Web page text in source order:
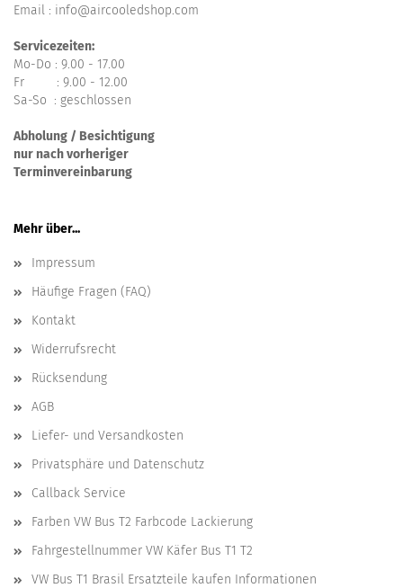
Email : info@aircooledshop.com
Servicezeiten:
Mo-Do : 9.00 - 17.00
Fr : 9.00 - 12.00
Sa-So : geschlossen
Abholung / Besichtigung
nur nach vorheriger
Terminvereinbarung
Mehr über...
Impressum
Häufige Fragen (FAQ)
Kontakt
Widerrufsrecht
Rücksendung
AGB
Liefer- und Versandkosten
Privatsphäre und Datenschutz
Callback Service
Farben VW Bus T2 Farbcode Lackierung
Fahrgestellnummer VW Käfer Bus T1 T2
VW Bus T1 Brasil Ersatzteile kaufen Informationen